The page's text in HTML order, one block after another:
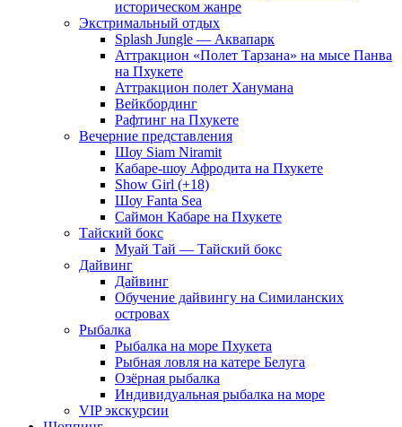
историческом жанре
Экстримальный отдых
Splash Jungle — Аквапарк
Аттракцион «Полет Тарзана» на мысе Панва
на Пхукете
Аттракцион полет Ханумана
Вейкбординг
Рафтинг на Пхукете
Вечерние представления
Шоу Siam Niramit
Кабаре-шоу Афродита на Пхукете
Show Girl (+18)
Шоу Fanta Sea
Саймон Кабаре на Пхукете
Тайский бокс
Муай Тай — Тайский бокс
Дайвинг
Дайвинг
Обучение дайвингу на Симиланских
островах
Рыбалка
Рыбалка на море Пхукета
Рыбная ловля на катере Белуга
Озёрная рыбалка
Индивидуальная рыбалка на море
VIP экскурсии